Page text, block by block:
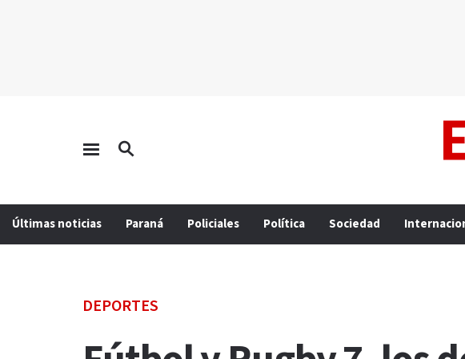
Últimas noticias Paraná Policiales Política Sociedad
DEPORTES